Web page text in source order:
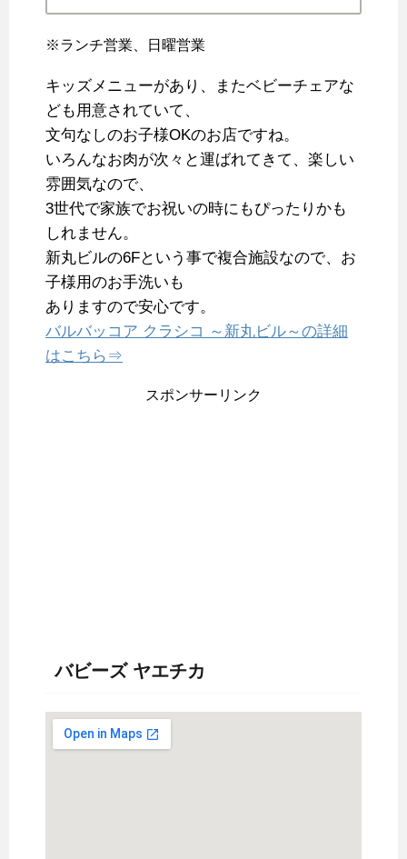
※ランチ営業、日曜営業
キッズメニューがあり、またベビーチェアな
ども用意されていて、
文句なしのお子様OKのお店ですね。
いろんなお肉が次々と運ばれてきて、楽しい
雰囲気なので、
3世代で家族でお祝いの時にもぴったりかも
しれません。
新丸ビルの6Fという事で複合施設なので、お
子様用のお手洗いも
ありますので安心です。
バルバッコア クラシコ ～新丸ビル～の詳細
はこちら⇒
スポンサーリンク
バビーズ ヤエチカ